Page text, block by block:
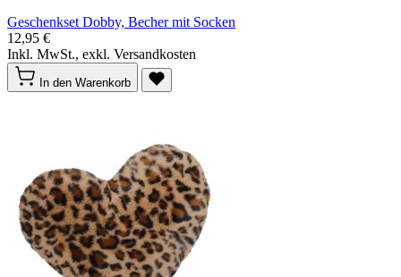
Geschenkset Dobby, Becher mit Socken
12,95 €
Inkl. MwSt., exkl. Versandkosten
In den Warenkorb